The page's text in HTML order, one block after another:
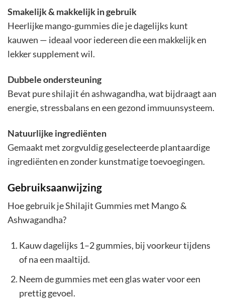
Smakelijk & makkelijk in gebruik
Heerlijke mango-gummies die je dagelijks kunt
kauwen — ideaal voor iedereen die een makkelijk en
lekker supplement wil.
Dubbele ondersteuning
Bevat pure shilajit én ashwagandha, wat bijdraagt aan
energie, stressbalans en een gezond immuunsysteem.
Natuurlijke ingrediënten
Gemaakt met zorgvuldig geselecteerde plantaardige
ingrediënten en zonder kunstmatige toevoegingen.
Gebruiksaanwijzing
Hoe gebruik je Shilajit Gummies met Mango &
Ashwagandha?
Kauw dagelijks 1–2 gummies, bij voorkeur tijdens
of na een maaltijd.
Neem de gummies met een glas water voor een
prettig gevoel.